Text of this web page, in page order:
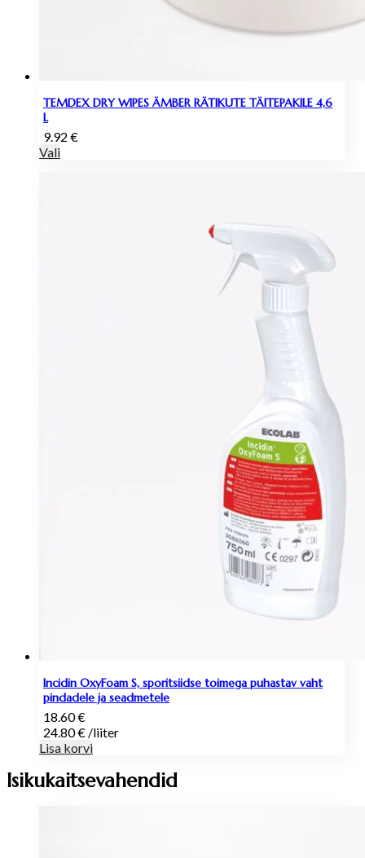
TEMDEX DRY WIPES ÄMBER RÄTIKUTE TÄITEPAKILE 4,6
L
9.92 €
Vali
Incidin OxyFoam S, sporitsiidse toimega puhastav vaht
pindadele ja seadmetele
18.60€
24.80€ /liiter
Lisa korvi
Isikukaitsevahendid